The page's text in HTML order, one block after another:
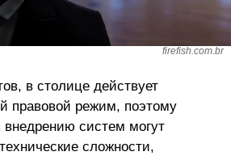
firefish.com.br
в столице действует
правовой режим, поэтому
внедрению систем могут
сложности,